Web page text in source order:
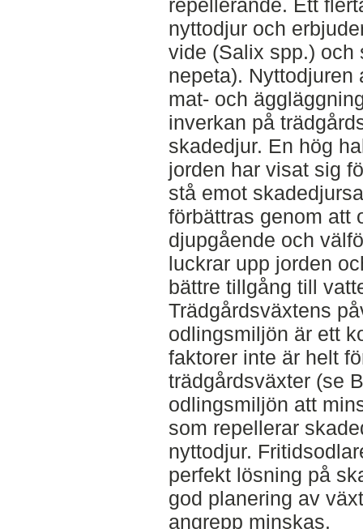
repellerande. Ett
nyttodjur och
vide (Salix spp.) och
nepeta). Nyttodjuren
mat- och
inverkan på
skadedjur. En hög
jorden har visat sig
stå emot
förbättras genom att
djupgående och
luckrar upp jorden
bättre tillgång till
Trädgårdsväxtens
odlingsmiljön är ett
faktorer inte är helt
trädgårdsväxter (se
odlingsmiljön att
som repellerar
nyttodjur.
perfekt lösning på
god planering av
angrepp minskas.